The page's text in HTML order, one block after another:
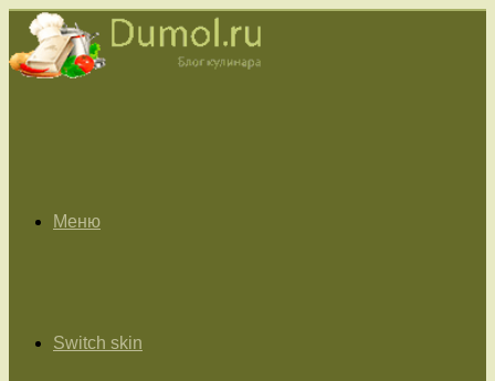
Меню
Switch skin